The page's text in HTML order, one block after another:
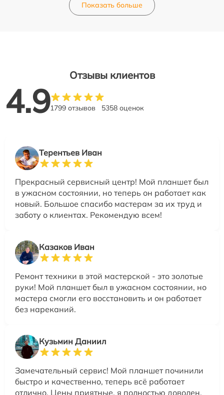
Показать больше
Отзывы клиентов
4.91799 отзывов 5358 оценок
Терентьев Иван
Прекрасный сервисный центр! Мой планшет был
в ужасном состоянии, но теперь он работает как
новый. Большое спасибо мастерам за их труд и
заботу о клиентах. Рекомендую всем!
Казаков Иван
Ремонт техники в этой мастерской - это золотые
руки! Мой планшет был в ужасном состоянии, но
мастера смогли его восстановить и он работает
без нареканий.
Кузьмин Даниил
Замечательный сервис! Мой планшет починили
быстро и качественно, теперь всё работает
отлично. Цены приятные, я полностью доволен.